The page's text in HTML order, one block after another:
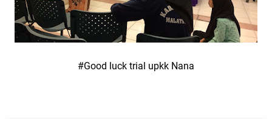
#Good luck trial upkk Nana